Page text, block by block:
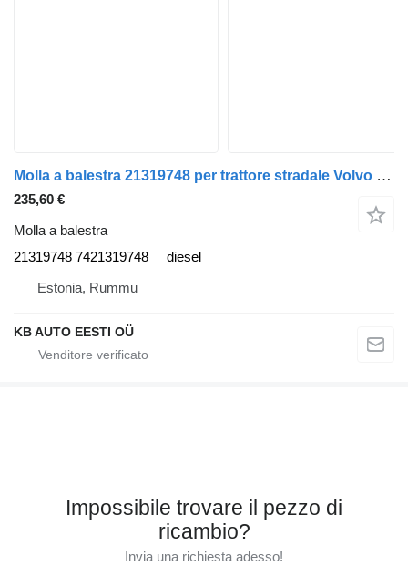
Molla a balestra 21319748 per trattore stradale Volvo FH12, FH16, NH12, FH, VNL780 (1993-2014)
235,60 €
Molla a balestra
21319748 7421319748
diesel
Estonia, Rummu
KB AUTO EESTI OÜ
Impossibile trovare il pezzo di
ricambio?
Invia una richiesta adesso!